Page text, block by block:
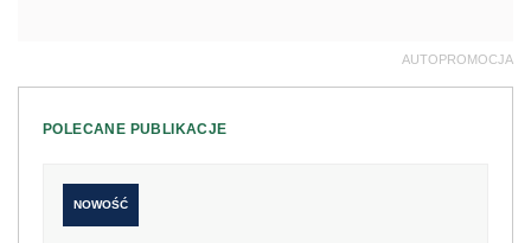
AUTOPROMOCJA
POLECANE PUBLIKACJE
NOWOŚĆ